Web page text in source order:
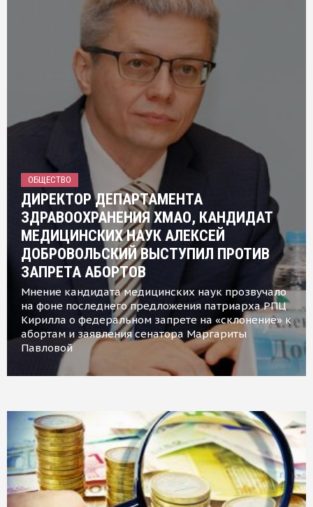
ОБЩЕСТВО
ДИРЕКТОР ДЕПАРТАМЕНТА
ЗДРАВООХРАНЕНИЯ ХМАО, КАНДИДАТ
МЕДИЦИНСКИХ НАУК АЛЕКСЕЙ
ДОБРОВОЛЬСКИЙ ВЫСТУПИЛ ПРОТИВ
ЗАПРЕТА АБОРТОВ
Мнение кандидата медицинских наук прозвучало
на фоне последнего предложения патриарха РПЦ
Кирилла о федеральном запрете на «склонение» к
абортам и заявления сенатора Маргариты
Павловой